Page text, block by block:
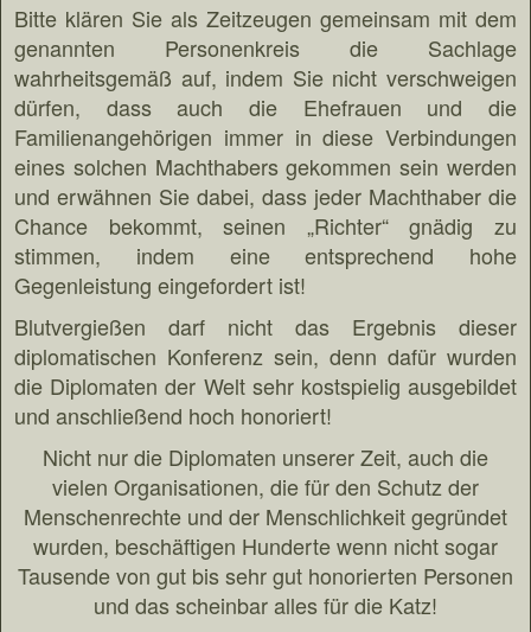
Bitte klären Sie als Zeitzeugen gemeinsam mit dem
genannten Personenkreis die Sachlage
wahrheitsgemäß auf, indem Sie nicht verschweigen
dürfen, dass auch die Ehefrauen und die
Familienangehörigen immer in diese Verbindungen
eines solchen Machthabers gekommen sein werden
und erwähnen Sie dabei, dass jeder Machthaber die
Chance bekommt, seinen „Richter“ gnädig zu
stimmen, indem eine entsprechend hohe
Gegenleistung eingefordert ist!
Blutvergießen darf nicht das Ergebnis dieser
diplomatischen Konferenz sein, denn dafür wurden
die Diplomaten der Welt sehr kostspielig ausgebildet
und anschließend hoch honoriert!
Nicht nur die Diplomaten unserer Zeit, auch die
vielen Organisationen, die für den Schutz der
Menschenrechte und der Menschlichkeit gegründet
wurden, beschäftigen Hunderte wenn nicht sogar
Tausende von gut bis sehr gut honorierten Personen
und das scheinbar alles für die Katz!